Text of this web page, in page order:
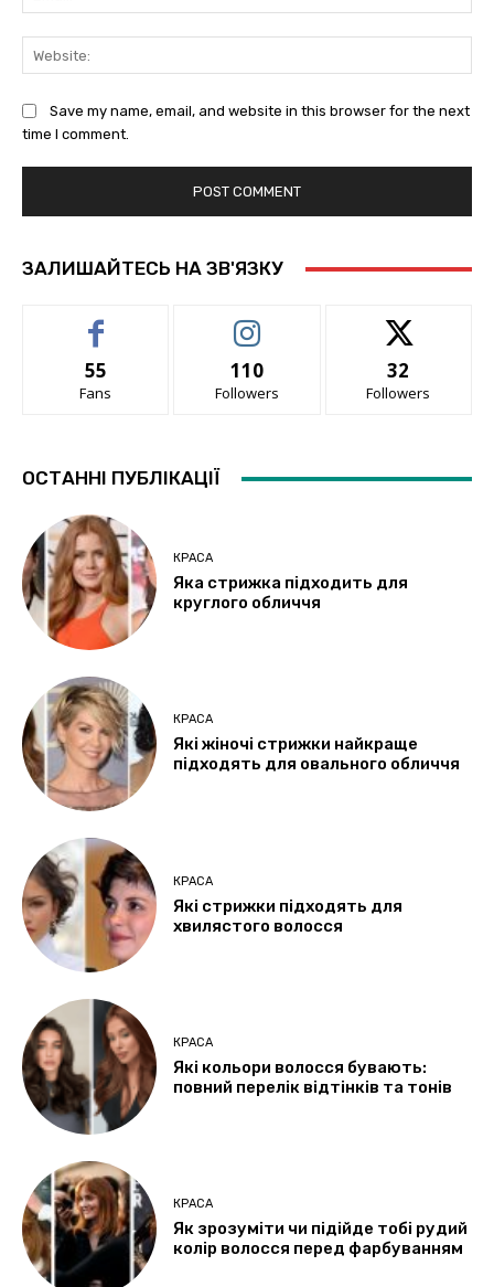
Save my name, email, and website in this browser for the next
time I comment.
ЗАЛИШАЙТЕСЬ НА ЗВ'ЯЗКУ
55
Fans
110
Followers
32
Followers
ОСТАННІ ПУБЛІКАЦІЇ
КРАСА
Яка стрижка підходить для
круглого обличчя
КРАСА
Які жіночі стрижки найкраще
підходять для овального обличчя
КРАСА
Які стрижки підходять для
хвилястого волосся
КРАСА
Які кольори волосся бувають:
повний перелік відтінків та тонів
КРАСА
Як зрозуміти чи підійде тобі рудий
колір волосся перед фарбуванням